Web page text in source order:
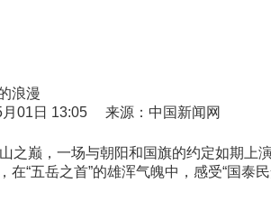
浪漫
月01日 13:05 来源：中国新闻网
巅，一场与朝阳和国旗的约定如期上演
在“五岳之首”的雄浑气魄中，感受“国泰